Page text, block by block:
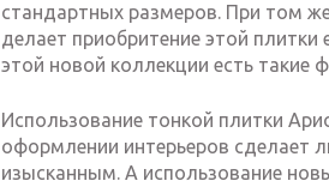
стандартных размеров. При том
делает приобритение этой
этой новой коллекции есть такие
Использование тонкой плитки
оформлении интерьеров сделает
изысканным. А использование